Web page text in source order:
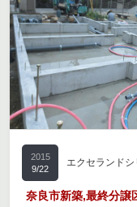
2015
9/22
エクセランドシ
奈良市新築,最終分譲